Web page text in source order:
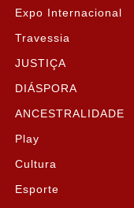
Expo Internacional
Travessia
JUSTIÇA
DIÁSPORA
ANCESTRALIDADE
Play
Cultura
Esporte